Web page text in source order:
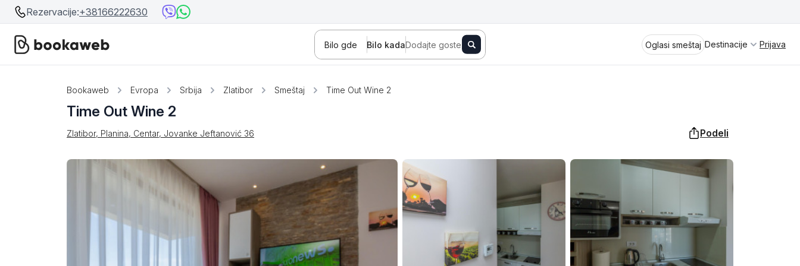
Rezervacije:+38166222630
Bilo gde Bilo kadaDodajte goste Oglasi smeštaj Destinacije
Bosna i Hercegovina
Crna Gora
Srbija
Beograd
Niš Banja Koviljača Sokobanja Vrnjačka Banja
Srebrno jezero Tara Stara planina Perućac
Prolom Banja Kragujevac Ždrelo Golubac Kladovo
Bajina Bašta Kraljevo Jagodina Aranđelovac
Spremite se za virtuelno putovanje
kroz jednu od najlepših zemalja
planinskih masiva poput Tare i Šar-
planine, ali i u ravničarskim predelima
prostrane Vojvodine. Istraživanje
tradicije i kulturnog dobra Srbije
otkriće vam pravu narav srpskog
Prijava
Bookaweb Evropa Srbija Zlatibor Smeštaj Time Out Wine 2
Time Out Wine 2
Zlatibor, Planina, Centar, Jovanke Jeftanović 36 Podeli